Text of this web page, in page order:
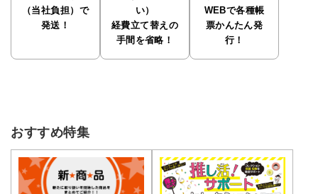
（当社負担）で
発送！
い）
経費立て替えの
手間を省略！
WEBで各種帳
票かんたん発
行！
おすすめ特集